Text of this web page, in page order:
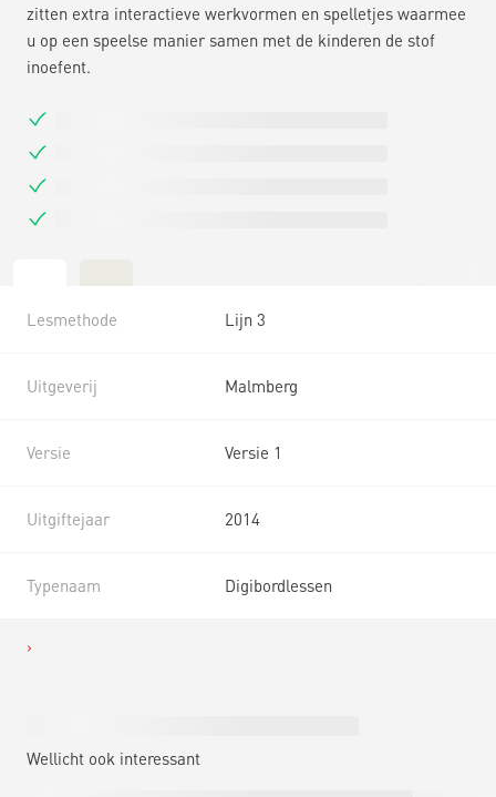
zitten extra interactieve werkvormen en spelletjes waarmee
u op een speelse manier samen met de kinderen de stof
inoefent.
Lesmethode Lijn 3
Uitgeverij Malmberg
Versie Versie 1
Uitgiftejaar 2014
Typenaam Digibordlessen
Wellicht ook interessant